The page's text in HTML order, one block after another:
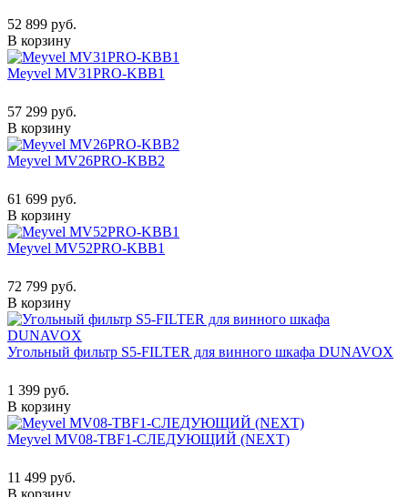
52 899 руб.
В корзину
Meyvel MV31PRO-KBB1
57 299 руб.
В корзину
Meyvel MV26PRO-KBB2
61 699 руб.
В корзину
Meyvel MV52PRO-KBB1
72 799 руб.
В корзину
Угольный фильтр S5-FILTER для винного шкафа DUNAVOX
1 399 руб.
В корзину
Meyvel MV08-TBF1-СЛЕДУЮЩИЙ (NEXT)
11 499 руб.
В корзину